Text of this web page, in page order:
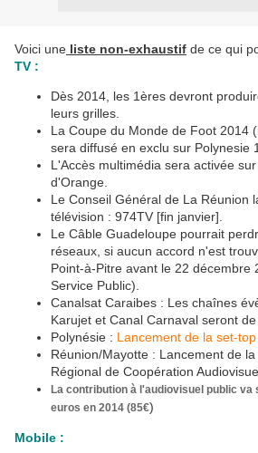
Voici une liste non-exhaustif de ce qui
TV :
Dès 2014, les 1ères devront
leurs grilles.
La Coupe du Monde de Foot 2014
sera diffusé en exclu sur Polynesie
L'Accès multimédia sera activée
d'Orange.
Le Conseil Général de La Réunion
télévision : 974TV [fin janvier].
Le Câble Guadeloupe pourrait
réseaux, si aucun accord n'est
Point-à-Pitre avant le 22 décembre
Service Public).
Canalsat Caraibes : Les chaînes
Karujet et Canal Carnaval seront de
Polynésie : Lancement de la set-
Réunion/Mayotte : Lancement de
Régional de Coopération
La contribution à l'audiovisuel public va
euros en 2014 (85€)
Mobile :